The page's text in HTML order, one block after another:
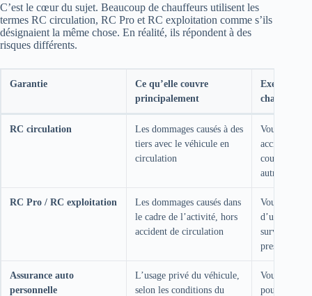
C’est le cœur du sujet. Beaucoup de chauffeurs utilisent les
termes RC circulation, RC Pro et RC exploitation comme s’ils
désignaient la même chose. En réalité, ils répondent à des
risques différents.
Garantie
Ce qu’elle couvre
principalement
Exemple
chauffeur
RC circulation
Les dommages causés à des
tiers avec le véhicule en
circulation
Vous
accident
course et un
autre
RC Pro / RC exploitation
Les dommages causés dans
le cadre de l’activité, hors
accident de circulation
Vous
d’un client
survient
prestation
Assurance auto
personnelle
L’usage privé du véhicule,
selon les conditions du
Vous
pour vos